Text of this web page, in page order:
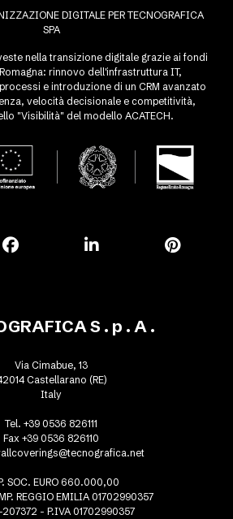
DIGITALE PER TECNOGRAFICA
SPA
nella transizione digitale grazie ai fondi
Romagna: rinnovo dell'infrastruttura IT,
e introduzione di un CRM avanzato
velocità decisionale e competitività,
"Visibilità" del modello ACATECH.
S . p . A .
Via Cimabue, 13
Castellarano (RE)
Italy
Tel. +39 0536 826111
Fax +39 0536 826110
SOC. EURO 660.000,00
REGGIO EMILIA 01702990357
207372 - P.IVA 01702990357